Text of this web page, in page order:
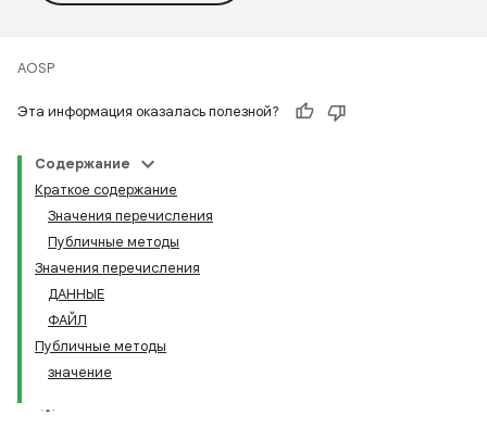
AOSP
Эта информация оказалась полезной?
Содержание
Краткое содержание
Значения перечисления
Публичные методы
Значения перечисления
ДАННЫЕ
ФАЙЛ
Публичные методы
значение